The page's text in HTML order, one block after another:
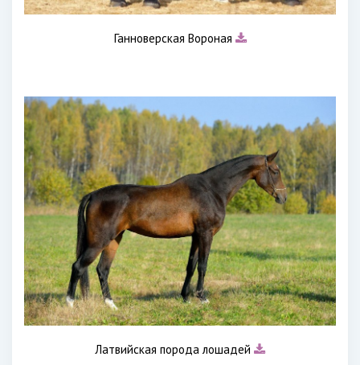
Ганноверская Вороная
Латвийская порода лошадей